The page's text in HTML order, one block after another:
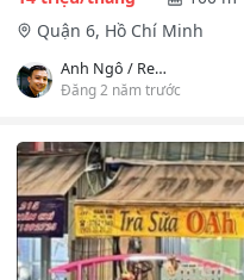
Quận 6, Hồ Chí Minh
Anh Ngô / Real Estate
Đăng 2 năm trước